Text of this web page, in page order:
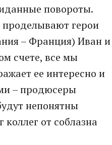
повороты.
герои
– Франция) Иван и
счете, все мы
ее интересно и
– продюсеры
непонятны
от соблазна